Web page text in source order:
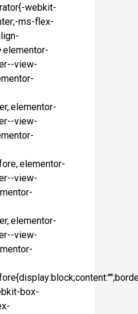
webkit-
ms-flex-
view-
view-
view-
view-
box-